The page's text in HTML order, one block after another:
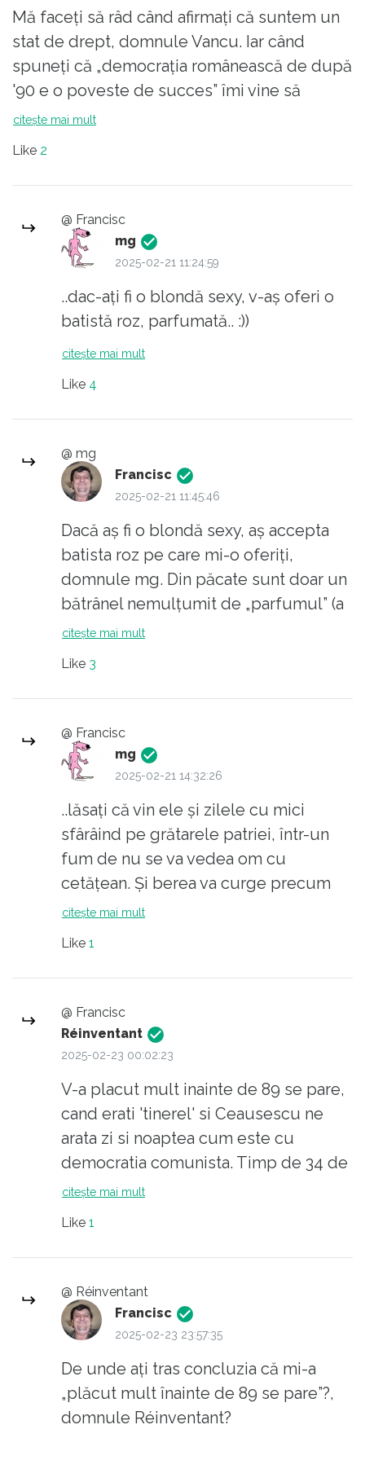
de metri în încercarea de a rămâne la putere.
dar se zbat degeaba. Ei au pierdut deja dar
le mai trebuie un timp până să realizeze.
După aceea, democrația va reveni și în
Europa noastră iar aerul va redeveni
respirabil.
zicea un fost prim ministru al Romaniei
(Ponta)? "Oamenii de afaceri imi spun ca le e
frica sa mai faca ceva ca vine DNA-ul peste
ei, asa nu se poate lucra in tara asta"- citat
din memorie...
Mă faceți să râd când afirmați că suntem un
stat de drept, domnule Vancu. Iar când
spuneți că „democrația românească de după
'90 e o poveste de succes” îmi vine să
plâng...
citește mai mult
Like 2
@ Francisc
mg
2025-02-21 11:24:59
..dac-ați fi o blondă sexy, v-aș oferi o
batistă roz, parfumată.. :))
citește mai mult
Like 4
@ mg
Francisc
2025-02-21 11:45:46
Dacă aș fi o blondă sexy, aș accepta
batista roz pe care mi-o oferiți,
domnule mg. Din păcate sunt doar un
bătrânel nemulțumit de „parfumul” (a
se citi duhoarea!) „democrației” în care
citește mai mult
Like 3
@ Francisc
mg
2025-02-21 14:32:26
..lăsați că vin ele și zilele cu mici
sfârâind pe grătarele patriei, într-un
fum de nu se va vedea om cu
cetățean. Și berea va curge precum
apa aia a lui CG..
citește mai mult
Like 1
@ Francisc
Réinventant
2025-02-23 00:02:23
V-a placut mult inainte de 89 se pare,
cand erati 'tinerel' si Ceausescu ne
arata zi si noaptea cum este cu
democratia comunista. Timp de 34 de
ani in care a tot fost ales , si reales , ca
Pe ei putem sa-i intelegem. Mai greu
cu cei care ii sustin impotriva
propriilor interese....
citește mai mult
Like 1
@ Réinventant
Francisc
2025-02-23 23:57:35
De unde ați tras concluzia că mi-a
„plăcut mult înainte de 89 se pare”?,
domnule Réinventant?